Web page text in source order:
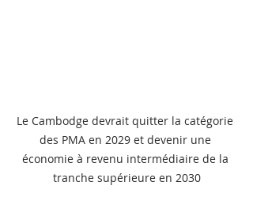
Le Cambodge devrait quitter la catégorie
des PMA en 2029 et devenir une
économie à revenu intermédiaire de la
tranche supérieure en 2030